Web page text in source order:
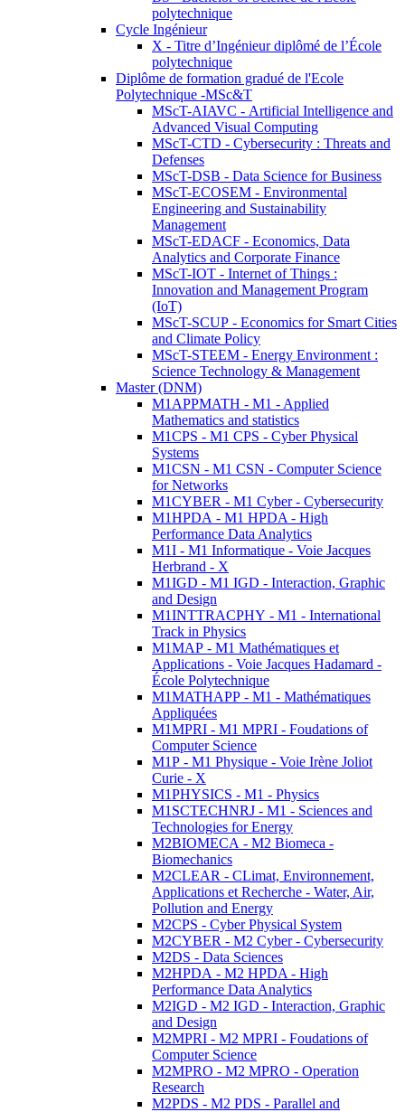
polytechnique
Cycle Ingénieur
X - Titre d’Ingénieur diplômé de l’École
polytechnique
Diplôme de formation gradué de l'Ecole
Polytechnique -MSc&T
MScT-AIAVC - Artificial Intelligence and
Advanced Visual Computing
MScT-CTD - Cybersecurity : Threats and
Defenses
MScT-DSB - Data Science for Business
MScT-ECOSEM - Environmental
Engineering and Sustainability
Management
MScT-EDACF - Economics, Data
Analytics and Corporate Finance
MScT-IOT - Internet of Things :
Innovation and Management Program
(IoT)
MScT-SCUP - Economics for Smart Cities
and Climate Policy
MScT-STEEM - Energy Environment :
Science Technology & Management
Master (DNM)
M1APPMATH - M1 - Applied
Mathematics and statistics
M1CPS - M1 CPS - Cyber Physical
Systems
M1CSN - M1 CSN - Computer Science
for Networks
M1CYBER - M1 Cyber - Cybersecurity
M1HPDA - M1 HPDA - High
Performance Data Analytics
M1I - M1 Informatique - Voie Jacques
Herbrand - X
M1IGD - M1 IGD - Interaction, Graphic
and Design
M1INTTRACPHY - M1 - International
Track in Physics
M1MAP - M1 Mathématiques et
Applications - Voie Jacques Hadamard -
École Polytechnique
M1MATHAPP - M1 - Mathématiques
Appliquées
M1MPRI - M1 MPRI - Foudations of
Computer Science
M1P - M1 Physique - Voie Irène Joliot
Curie - X
M1PHYSICS - M1 - Physics
M1SCTECHNRJ - M1 - Sciences and
Technologies for Energy
M2BIOMECA - M2 Biomeca -
Biomechanics
M2CLEAR - CLimat, Environnement,
Applications et Recherche - Water, Air,
Pollution and Energy
M2CPS - Cyber Physical System
M2CYBER - M2 Cyber - Cybersecurity
M2DS - Data Sciences
M2HPDA - M2 HPDA - High
Performance Data Analytics
M2IGD - M2 IGD - Interaction, Graphic
and Design
M2MPRI - M2 MPRI - Foudations of
Computer Science
M2MPRO - M2 MPRO - Operation
Research
M2PDS - M2 PDS - Parallel and